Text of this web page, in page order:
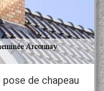
de chapeau